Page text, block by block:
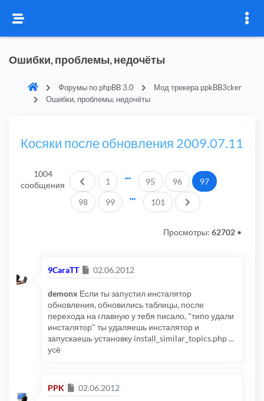
Ошибки, проблемы, недочёты
Форумы по phpBB 3.0
Мод трекера ppkBB3cker
Ошибки, проблемы, недочёты
Косяки после обновления 2009.07.11
1004
сообщения
Пред.1 95 96 97
98 99 101 След.
Просмотры: 62702 •
9CaraTT Сообщение
02.06.2012
demonx Если ты запустил инсталятор
обновления, обновились таблицы, после
перехода на главную у тебя писало, "типо удали
инсталятор" ты удаляешь инсталятор и
запускаешь установку install_similar_topics.php ...
усё
PPK Сообщение
02.06.2012